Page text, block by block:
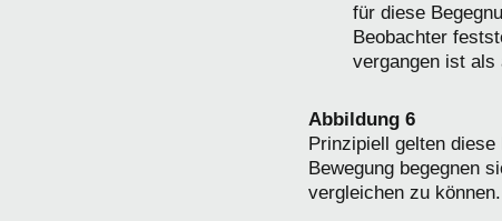
für diese
Beobachter
vergangen ist als
Abbildung 6
Prinzipiell gelten
Bewegung begegnen
vergleichen zu können.